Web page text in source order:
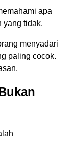
apa
yang tidak.
menyadari
paling cocok.